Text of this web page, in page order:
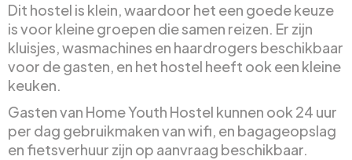
Dit hostel is klein, waardoor het een goede keuze
is voor kleine groepen die samen reizen. Er zijn
kluisjes, wasmachines en haardrogers beschikbaar
voor de gasten, en het hostel heeft ook een kleine
keuken.
Gasten van Home Youth Hostel kunnen ook 24 uur
per dag gebruikmaken van wifi, en bagageopslag
en fietsverhuur zijn op aanvraag beschikbaar.